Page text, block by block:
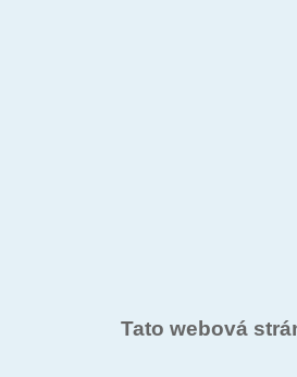
Tato webová